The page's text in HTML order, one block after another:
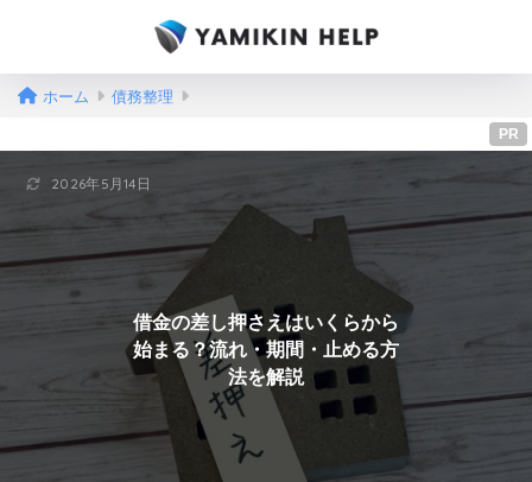
ホーム 債務整理
PR
借金の差し押さえはいくらから
始まる？流れ・期間・止める方
法を解説
2026年5月14日